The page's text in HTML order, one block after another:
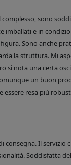
sono
e in
Sono anche
la struttura. Mi
si nota una certa
un buon
resa più
Il servizio
Soddisfatta